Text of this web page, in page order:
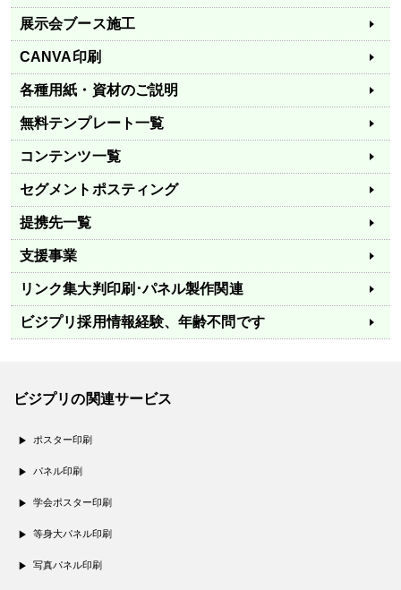
展示会ブース施工
CANVA印刷
各種用紙・資材のご説明
無料テンプレート一覧
コンテンツ一覧
セグメントポスティング
提携先一覧
支援事業
リンク集大判印刷･パネル製作関連
ビジプリ採用情報経験、年齢不問です
ビジプリの関連サービス
ポスター印刷
パネル印刷
学会ポスター印刷
等身大パネル印刷
写真パネル印刷